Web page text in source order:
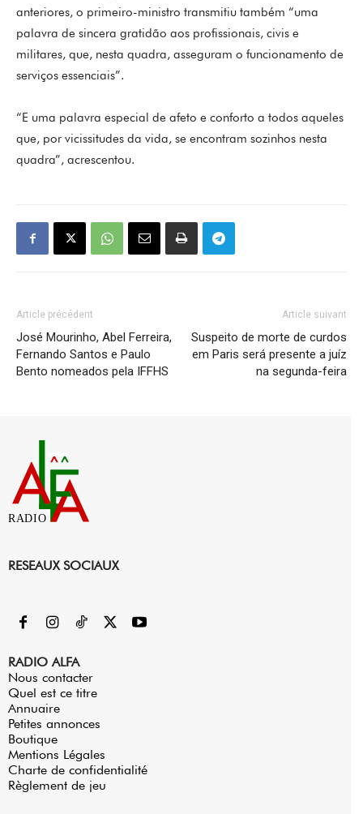
anteriores, o primeiro-ministro transmitiu também “uma
palavra de sincera gratidão aos profissionais, civis e
militares, que, nesta quadra, asseguram o funcionamento de
serviços essenciais”.
“E uma palavra especial de afeto e conforto a todos aqueles
que, por vicissitudes da vida, se encontram sozinhos nesta
quadra”, acrescentou.
Article précédent
José Mourinho, Abel Ferreira,
Fernando Santos e Paulo
Bento nomeados pela IFFHS
Article suivant
Suspeito de morte de curdos
em Paris será presente a juíz
na segunda-feira
RADIO
RESEAUX SOCIAUX
RADIO ALFA
Nous contacter
Quel est ce titre
Annuaire
Petites annonces
Boutique
Mentions Légales
Charte de confidentialité
Règlement de jeu